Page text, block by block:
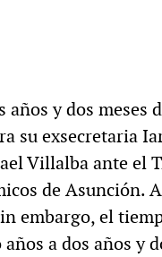
y dos meses
su exsecretaria
Villalba ante el
de Asunción.
embargo, el
a dos años y